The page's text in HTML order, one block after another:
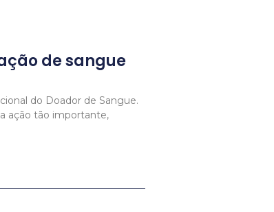
de sangue
do Doador de Sangue.
ação tão importante,